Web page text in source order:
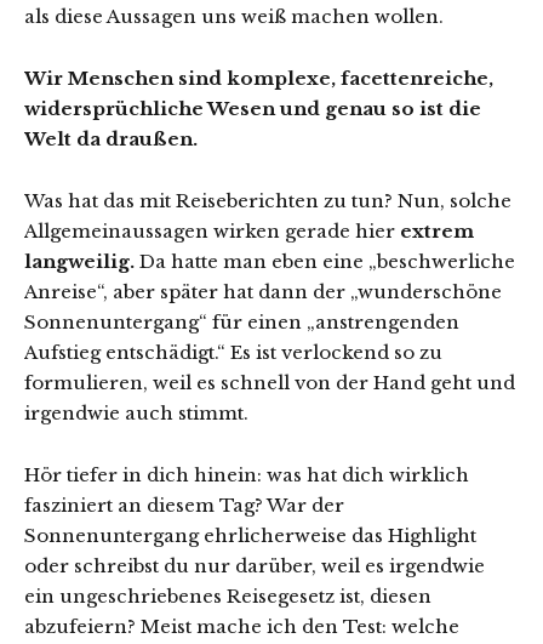
als diese Aussagen uns weiß machen wollen.
Wir Menschen sind komplexe, facettenreiche,
widersprüchliche Wesen und genau so ist die
Welt da draußen.
Was hat das mit Reiseberichten zu tun? Nun, solche
Allgemeinaussagen wirken gerade hier extrem
langweilig. Da hatte man eben eine „beschwerliche
Anreise“, aber später hat dann der „wunderschöne
Sonnenuntergang“ für einen „anstrengenden
Aufstieg entschädigt.“ Es ist verlockend so zu
formulieren, weil es schnell von der Hand geht und
irgendwie auch stimmt.
Hör tiefer in dich hinein: was hat dich wirklich
fasziniert an diesem Tag? War der
Sonnenuntergang ehrlicherweise das Highlight
oder schreibst du nur darüber, weil es irgendwie
ein ungeschriebenes Reisegesetz ist, diesen
abzufeiern? Meist mache ich den Test: welche